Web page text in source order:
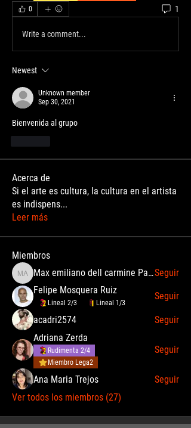
0
1
Write a comment...
Newest
Unknown member
Sep 30, 2021
Bienvenida al grupo
Acerca de
Si el arte es cultura, la cultura en el artista
es indispens...
Leer más
Miembros
Max emiliano dell carmine Palomino AnguloMax emiliano dell carmine Palomino AnguloSeguir
Felipe Mosquera Ruiz
Lineal 2/3 Lineal 1/3
Seguir
acadri2574
Seguir
Adriana Zerda
Rudimenta 2/4
Miembro Lega2
Seguir
Ana Maria Trejos
Seguir
Ver todos los miembros (27)